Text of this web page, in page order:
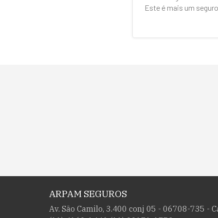
Este é mais um
ARPAM SEGUROS
Av. São Camilo, 3.400 conj 05 - 06708-735 -